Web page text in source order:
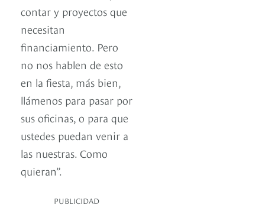
contar y proyectos que
necesitan
financiamiento. Pero
no nos hablen de esto
en la fiesta, más bien,
llámenos para pasar por
sus oficinas, o para que
ustedes puedan venir a
las nuestras. Como
quieran”.
PUBLICIDAD